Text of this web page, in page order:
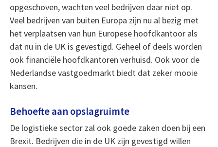
opgeschoven, wachten veel bedrijven daar niet op.
Veel bedrijven van buiten Europa zijn nu al bezig met
het verplaatsen van hun Europese hoofdkantoor als
dat nu in de UK is gevestigd. Geheel of deels worden
ook financiële hoofdkantoren verhuisd. Ook voor de
Nederlandse vastgoedmarkt biedt dat zeker mooie
kansen.
Behoefte aan opslagruimte
De logistieke sector zal ook goede zaken doen bij een
Brexit. Bedrijven die in de UK zijn gevestigd willen